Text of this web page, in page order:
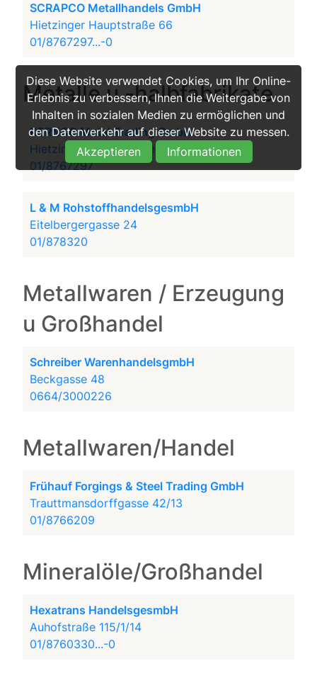
Diese Website verwendet Cookies, um Ihr Online-
Erlebnis zu verbessern, Ihnen die Weitergabe von
Inhalten in sozialen Medien zu ermöglichen und
den Datenverkehr auf dieser Website zu messen.
Akzeptieren
Informationen
SCRAPCO Metallhandels GmbH
Hietzinger Hauptstraße 66
01/8767297...-0
Metalle u -halbfabrikate
KERNCO Metal Trading GmbH
Hietzinger Hauptstraße 66
01/8767297
L & M RohstoffhandelsgesmbH
Eitelbergergasse 24
01/878320
Metallwaren / Erzeugung
u Großhandel
Schreiber WarenhandelsgmbH
Beckgasse 48
0664/3000226
Metallwaren/Handel
Frühauf Forgings & Steel Trading GmbH
Trauttmansdorffgasse 42/13
01/8766209
Mineralöle/Großhandel
Hexatrans HandelsgesmbH
Auhofstraße 115/1/14
01/8760330...-0